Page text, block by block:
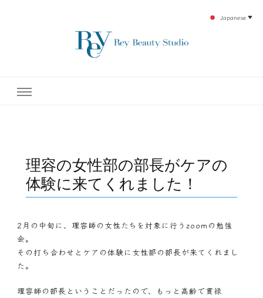
テ開設45年の実績を誇る本格エステだからこそ、お客様が必ず満足してもらえるこ
理容の女性部の部長がケアの
体験に来てくれました！
2月の中旬に、理容師の女性たちを対象に行うzoomの勉強
会。
その打ち合わせとケアの体験に女性部の部長が来てくれまし
た。
理容師の部長ということだったので、もっと高齢で貫禄
Japanese ▼